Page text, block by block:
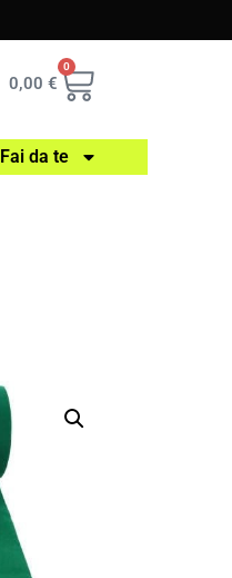
0,00 €
0
Fai da te